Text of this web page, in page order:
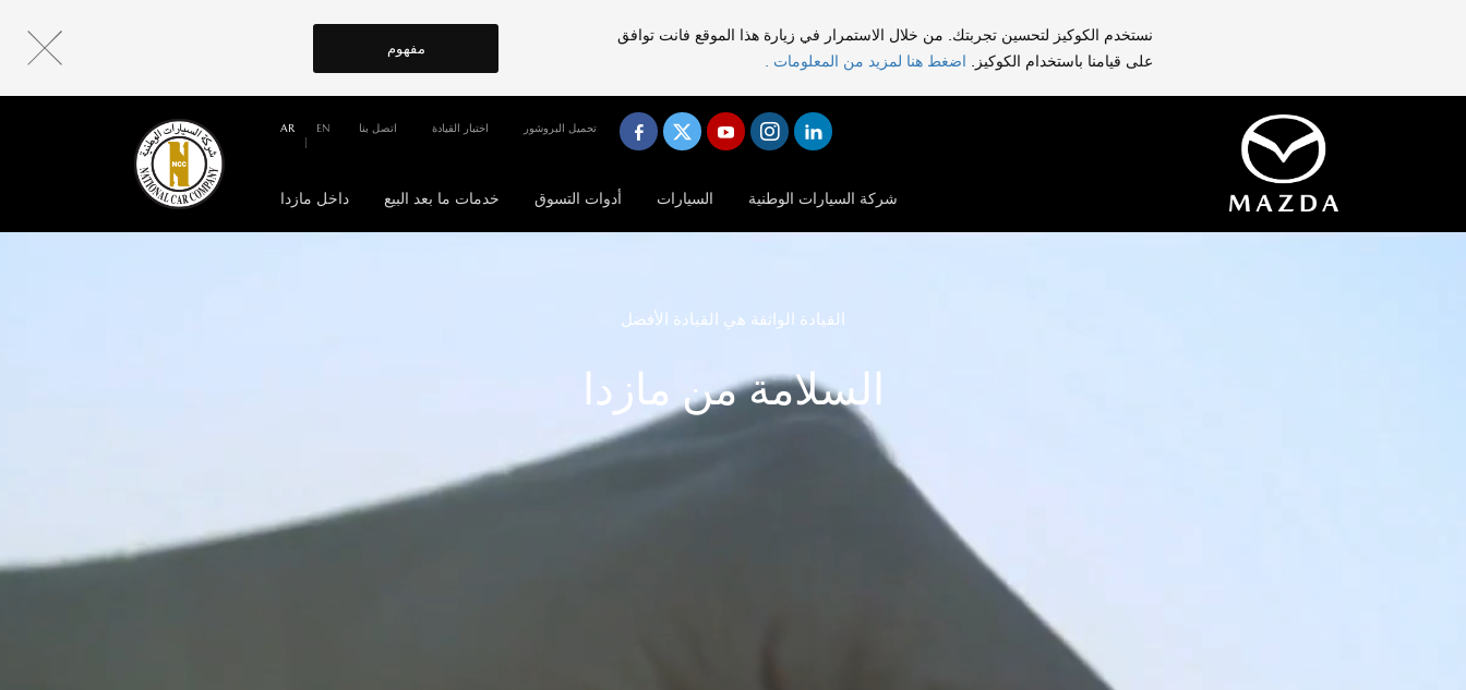
نستخدم الكوكيز لتحسين تجربتك. من خلال الاستمرار في زيارة هذا الموقع فانت توافق
على قيامنا باستخدام الكوكيز.
اضغط هنا لمزيد من المعلومات .
مفهوم
تحميل البروشور اختبار القيادة اتصل بنا EN
AR
شركة السيارات الوطنية السيارات أدوات التسوق خدمات ما بعد البيع داخل مازدا
القيادة الواثقة هي القيادة الأفضل
السلامة من مازدا